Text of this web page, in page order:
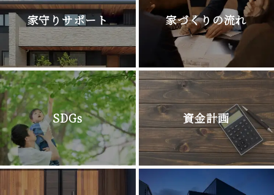
家守りサポート 家づくりの流れ
SDGs 資金計画